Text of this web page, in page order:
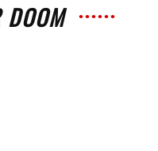
DOOM